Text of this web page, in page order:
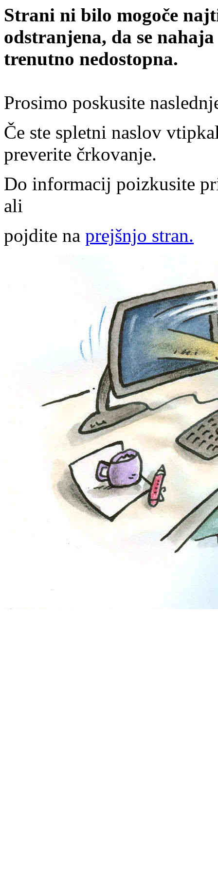
Strani ni bilo mogoče
odstranjena, da se
trenutno nedostopna.
Prosimo poskusite
Če ste spletni naslov
preverite črkovanje.
Do informacij poizkusite
ali
pojdite na prejšnjo stran.